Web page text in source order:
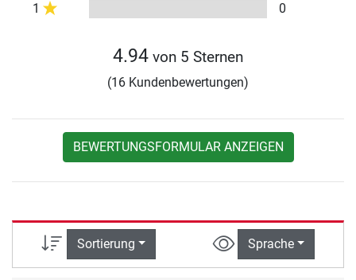
1
0
4.94 von 5 Sternen
(16 Kundenbewertungen)
BEWERTUNGSFORMULAR ANZEIGEN
Sortierung Sprache